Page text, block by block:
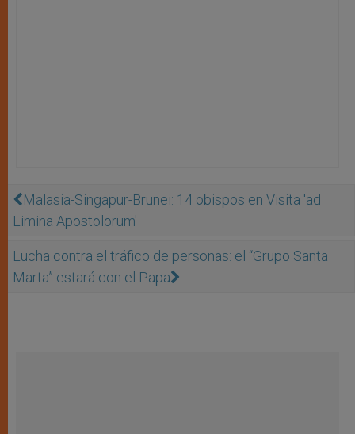
Malasia-Singapur-Brunei: 14 obispos en Visita 'ad
Limina Apostolorum'
Lucha contra el tráfico de personas: el “Grupo Santa
Marta” estará con el Papa